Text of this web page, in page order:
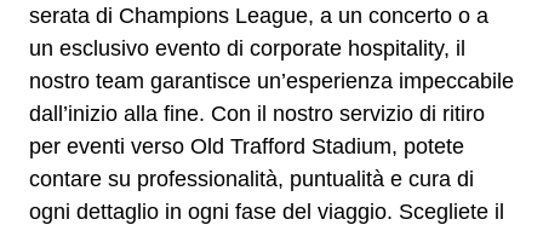
serata di Champions League, a un concerto o a
un esclusivo evento di corporate hospitality, il
nostro team garantisce un’esperienza impeccabile
dall’inizio alla fine. Con il nostro servizio di ritiro
per eventi verso Old Trafford Stadium, potete
contare su professionalità, puntualità e cura di
ogni dettaglio in ogni fase del viaggio. Scegliete il